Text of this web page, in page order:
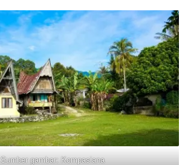
Sumber gambar: Kompasiana